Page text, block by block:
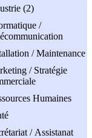
(2)
/
/ Maintenance
/ Stratégie
Humaines
/ Assistanat